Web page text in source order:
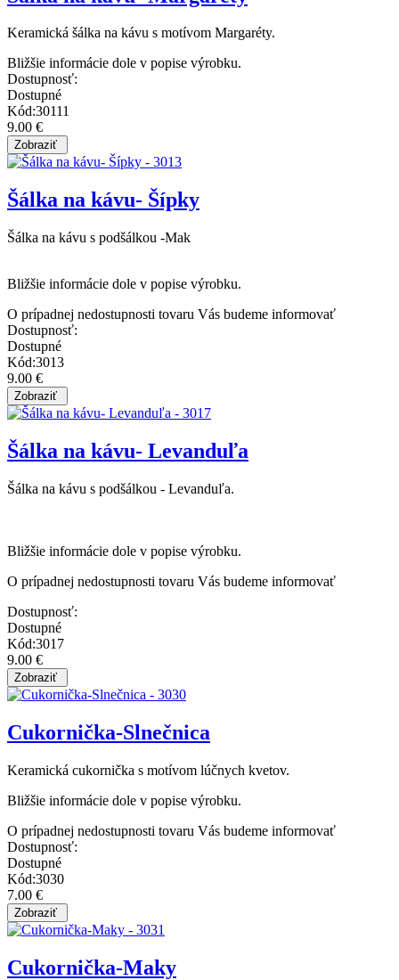
Keramická šálka na kávu s motívom Margaréty.
Bližšie informácie dole v popise výrobku.
Dostupnosť:
Dostupné
Kód:30111
9.00 €
Šálka na kávu- Šípky
Šálka na kávu s podšálkou -Mak
Bližšie informácie dole v popise výrobku.
O prípadnej nedostupnosti tovaru Vás budeme informovať
Dostupnosť:
Dostupné
Kód:3013
9.00 €
Šálka na kávu- Levanduľa
Šálka na kávu s podšálkou - Levanduľa.
Bližšie informácie dole v popise výrobku.
O prípadnej nedostupnosti tovaru Vás budeme informovať
Dostupnosť:
Dostupné
Kód:3017
9.00 €
Cukornička-Slnečnica
Keramická cukornička s motívom lúčnych kvetov.
Bližšie informácie dole v popise výrobku.
O prípadnej nedostupnosti tovaru Vás budeme informovať
Dostupnosť:
Dostupné
Kód:3030
7.00 €
Cukornička-Maky